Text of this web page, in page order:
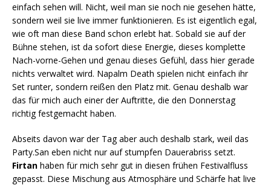
einfach sehen will. Nicht, weil man sie noch nie gesehen hätte,
sondern weil sie live immer funktionieren. Es ist eigentlich egal,
wie oft man diese Band schon erlebt hat. Sobald sie auf der
Bühne stehen, ist da sofort diese Energie, dieses komplette
Nach-vorne-Gehen und genau dieses Gefühl, dass hier gerade
nichts verwaltet wird. Napalm Death spielen nicht einfach ihr
Set runter, sondern reißen den Platz mit. Genau deshalb war
das für mich auch einer der Auftritte, die den Donnerstag
richtig festgemacht haben.
Abseits davon war der Tag aber auch deshalb stark, weil das
Party.San eben nicht nur auf stumpfen Dauerabriss setzt.
Firtan haben für mich sehr gut in diesen frühen Festivalfluss
gepasst. Diese Mischung aus Atmosphäre und Schärfe hat live